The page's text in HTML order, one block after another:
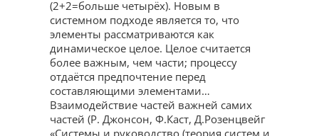
(2+2=больше четырёх). Новым в
системном подходе является то, что
элементы рассматриваются как
динамическое целое. Целое считается
более важным, чем части; процессу
отдаётся предпочтение перед
составляющими элементами…
Взаимодействие частей важней самих
частей (Р. Джонсон, Ф.Каст, Д.Розенцвейг
«Системы и руководство (теория систем и